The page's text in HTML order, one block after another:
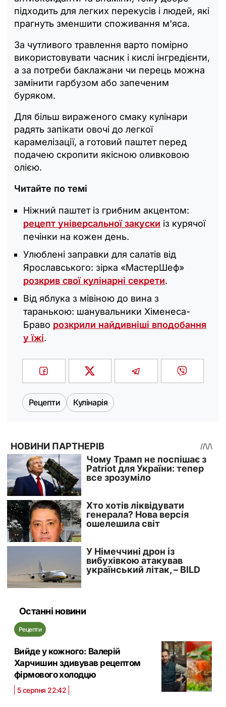
підходить для легких перекусів і людей, які
прагнуть зменшити споживання м'яса.
За чутливого травлення варто помірно
використовувати часник і кислі інгредієнти,
а за потреби баклажани чи перець можна
замінити гарбузом або запеченим
буряком.
Для більш вираженого смаку кулінари
радять запікати овочі до легкої
карамелізації, а готовий паштет перед
подачею скропити якісною оливковою
олією.
Читайте по темі
Ніжний паштет із грибним акцентом:
рецепт універсальної закуски із курячої
печінки на кожен день.
Улюблені заправки для салатів від
Ярославського: зірка «‎МастерШеф»
розкрив свої кулінарні секрети.
Від яблука з мівіною до вина з
таранькою: шанувальники Хіменеса-
Браво розкрили найдивніші вподобання
у їжі.
Рецепти Кулінарія
Останні новини
Рецепти
Вийде у кожного: Валерій
Харчишин здивував рецептом
фірмового холодцю
5 серпня 22:42